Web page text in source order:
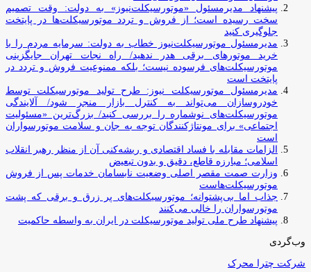
پیشنهاد مدیرمسئول «موتورسیکلت‌نیوز» به دولت: وقت تصمیم
سخت رسیده است؛ از فروش و تردد موتورسیکلت‌ها در پایتخت
جلوگیری کنید
مدیرمسئول موتورسیکلت‌نیوز خطاب به دولت: سرمایه مردم را با
خرید موتورهای برقی هدر ندهید/ راه نجات تهران جایگزینی
موتورسیکلت‌های فرسوده نیست؛ بلکه ممنوعیت فروش و تردد در
پایتخت است
مدیرمسئول موتورسیکلت نیوز: طرح تولید موتورسیکلت توسط
خودروسازان می‌تواند به کنترل بازار منجر شود/ آلایندگی
موتورسیکلت‌های نوشماره را بررسی کنید/ بزرگ‌ترین «مسئولیت
اجتماعی» برای مونتاژکنندگان توجه به جان و سلامت موتورسواران
است
الزامات مقابله با فساد اقتصادی و ریشه‌کنی آن از منظر رهبر انقلاب
اسلامی؛ مبارزه قاطع، دقیق و بدون تبعیض
وزارت صمت مقصر اصلی وضعیت نابسامان خدمات پس از فروش
موتورسیکلت‌هاست
جذاب اما بی‌پشتوانه؛ موتورسیکلت‌های پر زرق‌ و برقی که پشت
موتورسواران را خالی می‌کنند
پیشنهاد طرح ملی تولید موتورسیکلت در ایران به واسطه حاکمیت
وب‌گردی
شرکت چترا محرک